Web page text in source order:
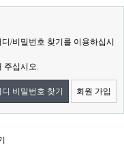
/비밀번호 찾기를 이용하십시
주십시오.
디 비밀번호 찾기 회원 가입